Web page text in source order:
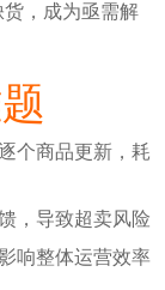
，成为亟需解
个商品更新，耗
，导致超卖风险
响整体运营效率